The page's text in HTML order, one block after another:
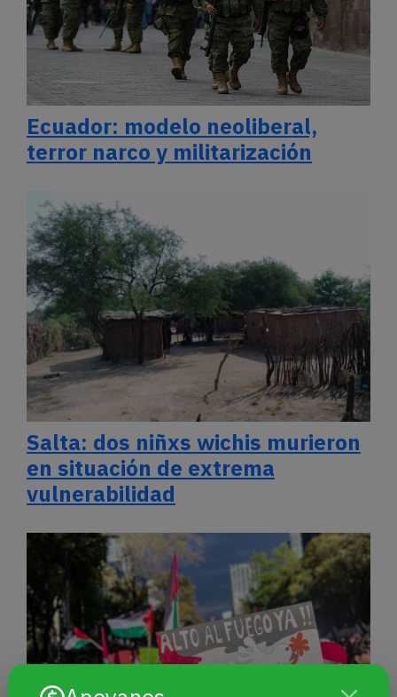
Ecuador: modelo neoliberal,
terror narco y militarización
Salta: dos niñxs wichis murieron
en situación de extrema
vulnerabilidad